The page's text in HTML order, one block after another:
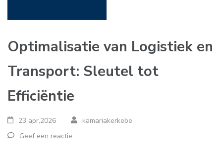
Optimalisatie van Logistiek en
Transport: Sleutel tot
Efficiëntie
23 apr,2026
kamariakerkebe
Geef een reactie